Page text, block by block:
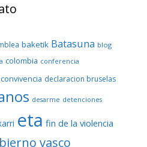
baketik Batasuna blog
colombia conferencia
convivencia declaracion bruselas
desarme detenciones
eta fin de la violencia
vasco